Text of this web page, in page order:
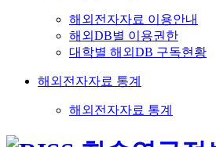
해외전자자료 이용안내
해외DB별 이용권한
대학별 해외DB 구독현황
해외전자자료 통계
해외전자자료 통계